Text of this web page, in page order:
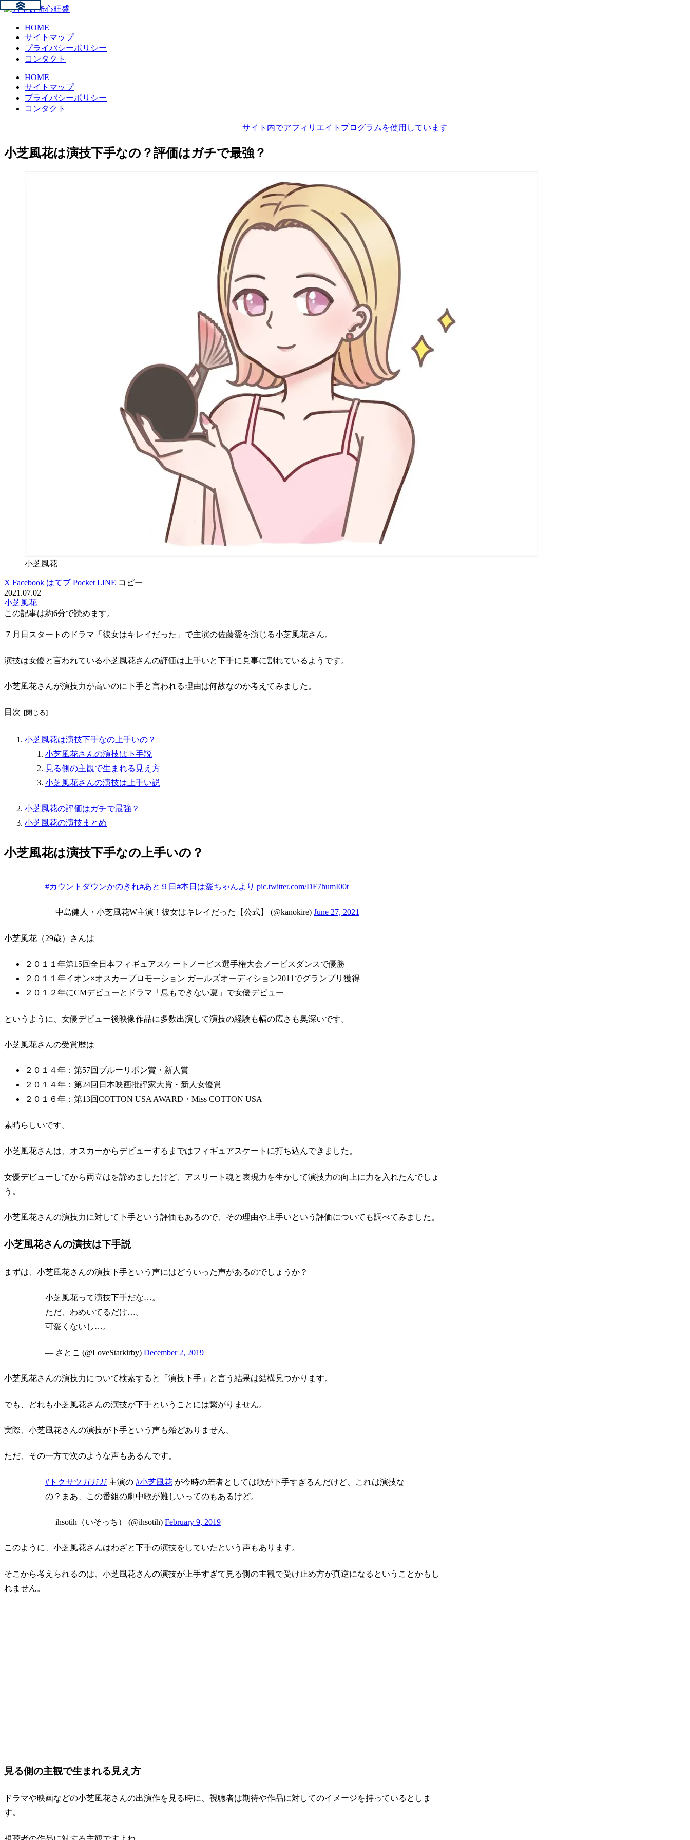
HOME
サイトマップ
プライバシーポリシー
コンタクト
HOME
サイトマップ
プライバシーポリシー
コンタクト
サイト内でアフィリエイトプログラムを使用しています
小芝風花は演技下手なの？評価はガチで最強？
小芝風花
X Facebook はてブ Pocket LINE コピー
2021.07.02
小芝風花
この記事は約6分で読めます。
７月日スタートのドラマ「彼女はキレイだった」で主演の佐藤愛を演じる小芝風花さん。
演技は女優と言われている小芝風花さんの評価は上手いと下手に見事に割れているようです。
小芝風花さんが演技力が高いのに下手と言われる理由は何故なのか考えてみました。
目次
小芝風花は演技下手なの上手いの？
小芝風花さんの演技は下手説
見る側の主観で生まれる見え方
小芝風花さんの演技は上手い説
小芝風花の評価はガチで最強？
小芝風花の演技まとめ
小芝風花は演技下手なの上手いの？
#カウントダウンかのきれ#あと９日 #本日は愛ちゃんより pic.twitter.com/DF7humI00t
— 中島健人・小芝風花W主演！彼女はキレイだった【公式】 (@kanokire) June 27, 2021
小芝風花（29歳）さんは
２０１１年第15回全日本フィギュアスケートノービス選手権大会ノービスダンスで優勝
２０１１年イオン×オスカープロモーション ガールズオーディション2011でグランプリ獲得
２０１２年にCMデビューとドラマ「息もできない夏」で女優デビュー
というように、女優デビュー後映像作品に多数出演して演技の経験も幅の広さも奥深いです。
小芝風花さんの受賞歴は
２０１４年：第57回ブルーリボン賞・新人賞
２０１４年：第24回日本映画批評家大賞・新人女優賞
２０１６年：第13回COTTON USA AWARD・Miss COTTON USA
素晴らしいです。
小芝風花さんは、オスカーからデビューするまではフィギュアスケートに打ち込んできました。
女優デビューしてから両立はを諦めましたけど、アスリート魂と表現力を生かして演技力の向上に力を入れたんでしょ
う。
小芝風花さんの演技力に対して下手という評価もあるので、その理由や上手いという評価についても調べてみました。
小芝風花さんの演技は下手説
まずは、小芝風花さんの演技下手という声にはどういった声があるのでしょうか？
小芝風花って演技下手だな…。
ただ、わめいてるだけ…。
可愛くないし…。
— さとこ (@LoveStarkirby) December 2, 2019
小芝風花さんの演技力について検索すると「演技下手」と言う結果は結構見つかります。
でも、どれも小芝風花さんの演技が下手ということには繋がりません。
実際、小芝風花さんの演技が下手という声も殆どありません。
ただ、その一方で次のような声もあるんです。
#トクサツガガガ主演の #小芝風花 が今時の若者としては歌が下手すぎるんだけど、これは演技な
の？まあ、この番組の劇中歌が難しいってのもあるけど。
— ihsotih（いそっち） (@ihsotih) February 9, 2019
このように、小芝風花さんはわざと下手の演技をしていたという声もあります。
そこから考えられるのは、小芝風花さんの演技が上手すぎて見る側の主観で受け止め方が真逆になるということかもし
れません。
見る側の主観で生まれる見え方
ドラマや映画などの小芝風花さんの出演作を見る時に、視聴者は期待や作品に対してのイメージを持っているとしま
す。